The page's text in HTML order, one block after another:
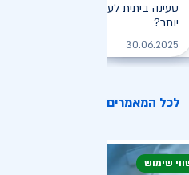
מה שצריך
לקריאה
הישראלי: איך שורדים את
טעינה ביתית לעומת טעינה ציבורית -
יותר?
30.06.2025
לכל המאמרים
שימוש